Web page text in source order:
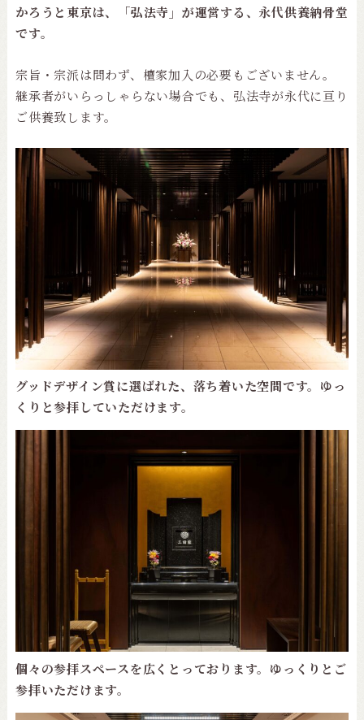
かろうと東京は、「弘法寺」が運営する、永代供養納骨堂
です。
宗旨・宗派は問わず、檀家加入の必要もございません。
継承者がいらっしゃらない場合でも、弘法寺が永代に亘り
ご供養致します。
グッドデザイン賞に選ばれた、落ち着いた空間です。ゆっ
くりと参拝していただけます。
個々の参拝スペースを広くとっております。ゆっくりとご
参拝いただけます。